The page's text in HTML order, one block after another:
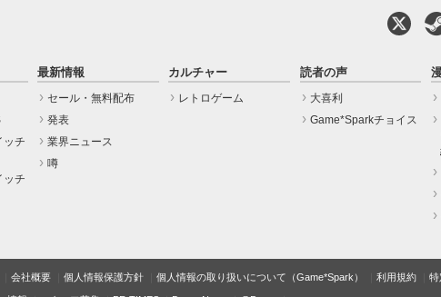
ッチ
ッチ
最新情報
セール・無料配布
発表
業界ニュース
噂
カルチャー
レトロゲーム
読者の声
大喜利
Game*Sparkチョイス
会社概要 個人情報保護方針 個人情報の取り扱いについて（Game*Spark） 利用規約 特